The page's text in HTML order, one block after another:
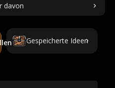
davon
Gespeicherte Ideen